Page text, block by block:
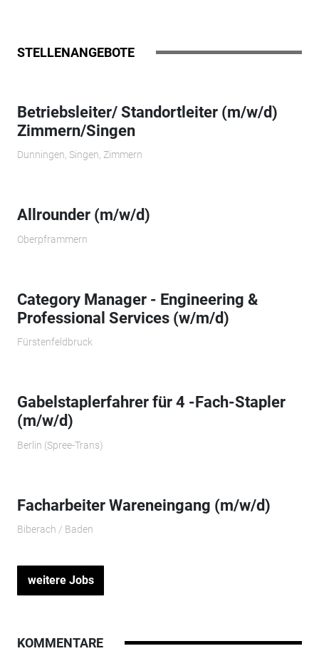
STELLENANGEBOTE
Betriebsleiter/ Standortleiter (m/w/d)
Zimmern/Singen
Dunningen, Singen, Zimmern
Allrounder (m/w/d)
Oberpframmern
Category Manager - Engineering &
Professional Services (w/m/d)
Fürstenfeldbruck
Gabelstaplerfahrer für 4 -Fach-Stapler
(m/w/d)
Berlin (Spree-Trans)
Facharbeiter Wareneingang (m/w/d)
Biberach / Baden
weitere Jobs
KOMMENTARE